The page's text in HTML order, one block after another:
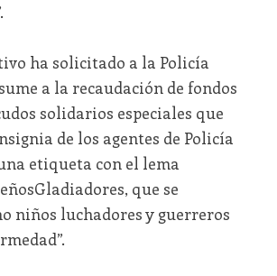
ha solicitado a la Policía
a la recaudación de fondos
solidarios especiales que
de los agentes de Policía
etiqueta con el lema
que se
niños luchadores y guerreros